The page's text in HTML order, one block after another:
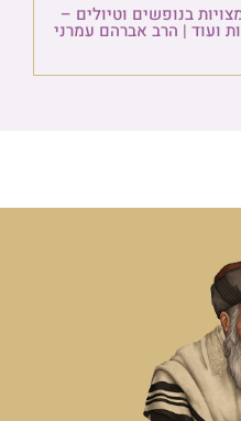
בנופשים וטיולים –
ועוד | הרב אברהם עמרני